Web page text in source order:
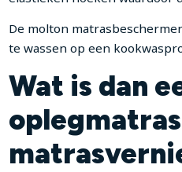
De molton
te wassen op een
Wat is dan